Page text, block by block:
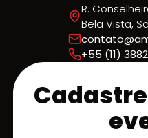
R.
Bela Vista,
+55 (11)